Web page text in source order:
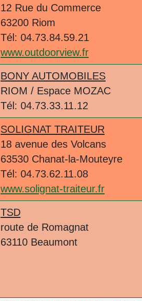
12 Rue du Commerce
63200 Riom
Tél: 04.73.84.59.21
www.outdoorview.fr
BONY AUTOMOBILES
RIOM / Espace MOZAC
Tél: 04.73.33.11.12
SOLIGNAT TRAITEUR
18 avenue des Volcans
63530 Chanat-la-Mouteyre
Tél: 04.73.62.11.08
www.solignat-traiteur.fr
TSD
route de Romagnat
63110 Beaumont